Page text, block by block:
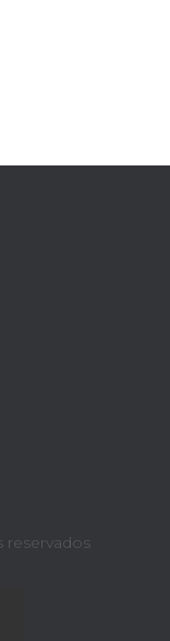
reservados